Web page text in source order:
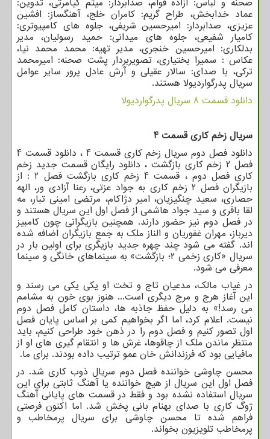
صحنه و لباس: آزاده قوام، صدابردار: میثم کیامرثی، تدوین:
عماد خدابخش، طراح گریم: کامران خلج، آهنگساز: افشین
عزیزی، صدابردار: امیرحسین شریفی، جلوه های کامپیوتری:
کامیار شفیعی، جلوه های میدانی: حمید رسولیان، مدیر
بدلکاری: امیرحسین خنجری، مدیر تهیه: محمد محمد نیا،
عکاس : سمیرا بختیاری، تصویربردار پشت صحنه: امیرمحمد
ترکی، با صدای: سالار عقیلی و آرش عادل پرور سایر عوامل
سریال پدرگواردیولا هستند.
دانلود قسمت 8 سریال پدرگواردیولا
سریال زخم کاری قسمت 4
دانلود فصل دوم سریال زخم کاری قسمت 4 ، دانلود قسمت 4
فصل 2 زخم کاری بازگشت ، دانلود رایگان قسمت جدید زخم
کاری فصل دوم ، قسمت 4 زخم کاری بازگشت فصل 2 : از
بازیگران فصل 2 زخم کاری به جواد عزتی، رعنا آزادی ور، الهه
حصاری، سعید چنگیزیان، امیر دژاکام، مرتضی امینی تبار، مه
لقا باقری و سید جواد هاشمی از فصل اول این سریال هستند و
در فصل دوم نیز حضور دارند. همچنین بازیگرانی چون کامبیز
دیرباز، مهران غفوریان و الناز ملک به جمع بازیگران اضافه شده
اند. گفته می شود چند چهره جدید بازیگری برای اولین بار در
سریال «کاری زخمی ۲؛ بازگشت» به سینماهای خانگی و سینما
معرفی می شود.
در غیاب مالک، مدعیان تاج و تخت او یکی یکی می رسند و
این آغاز هرج و مرج دیگری است... هنوز بوی خون به مشامم
می رسد!» به دلیل حفظ جاذبه ها، داستان کامل فصل دوم
نیست. اعلام کرد، اما اگر بخواهیم کمی بر اساس پایان فصل
اول تصور کنیم و فصل دوم را در ذهن خود طراحی کنیم، باید
منتظر ماندن ملک از چاقوها، غرش ها و انتقام گیری های او از
مافیایی بود که فرزندانش خان عمو ترتیب داده بودند. برای ما.
محسن چاوشی خواننده فصل دوم سریال ذوب کاری شد. در
فصل اول این سریال از هیچ خواننده یا آهنگ ثابتی برای این
سریال استفاده نشده بود و فقط در قسمت های پایانی آهنگ
ژوگ کاری با صدای بهنام بانی پخش شد. اما اکنون فرصتی
فراهم شده تا محسن چاوشی برای سریال پرمخاطب و
پرمخاطب تلویزیون بخواند.